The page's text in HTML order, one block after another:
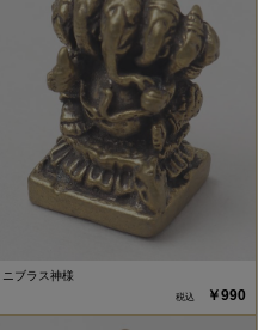
ニブラス神様
￥990